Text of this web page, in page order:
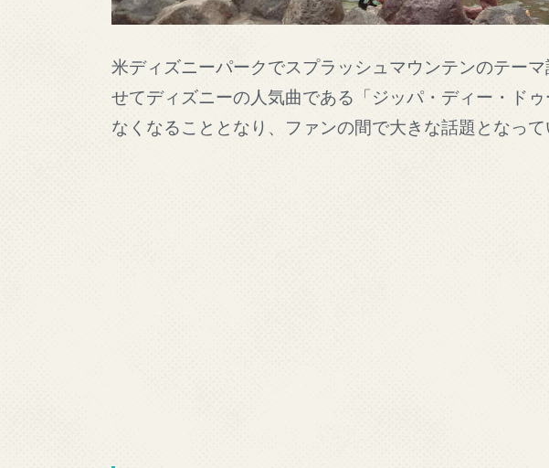
米ディズニーパークでスプラッシュマウンテンのテー
せてディズニーの人気曲である「ジッパ・ディー・ド
なくなることとなり、ファンの間で大きな話題となって